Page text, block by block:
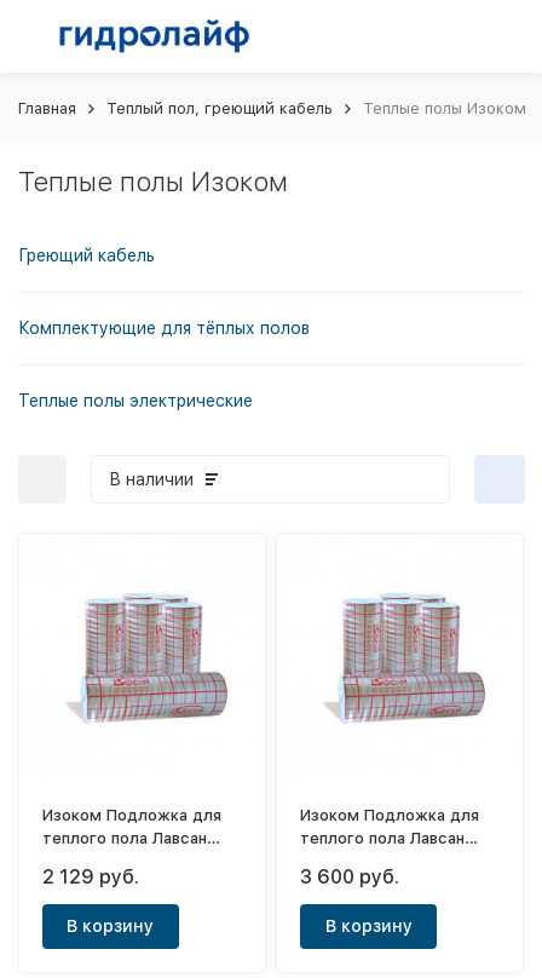
Главная Теплый пол, греющий кабель Теплые полы Изоком
Теплые полы Изоком
Греющий кабель
Комплектующие для тёплых полов
Теплые полы электрические
В наличии
Изоком Подложка для
теплого пола Лавсан
2 129 руб.
В корзину
Изоком Подложка для
теплого пола Лавсан
3 600 руб.
В корзину